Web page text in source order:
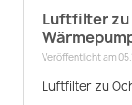
Luftfilter zu
Veröffentlicht am
Luftfilter zu